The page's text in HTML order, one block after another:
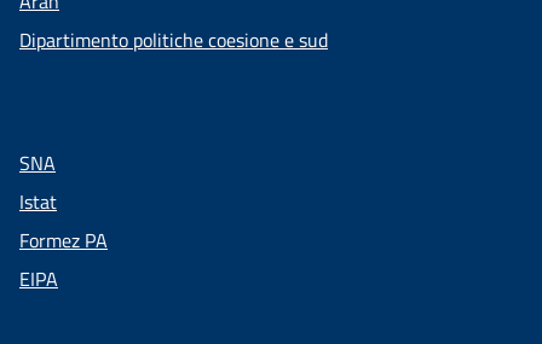
Dipartimento politiche coesione e sud
SNA
Istat
Formez PA
EIPA